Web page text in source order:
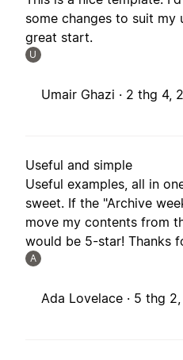
some changes to suit my
great start.
U
Umair Ghazi · 2 thg 4,
Useful and simple
Useful examples, all in
sweet. If the "Archive
move my contents from
would be 5-star! Thanks
A
Ada Lovelace · 5 thg